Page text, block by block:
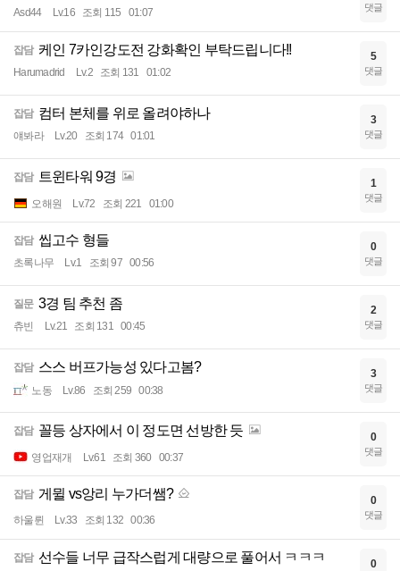
Asd44 Lv.16 조회 115 01:07 댓글
잡담 케인 7카인강도전 강화확인 부탁드립니다!!
Harumadrid Lv.2 조회 131 01:02
5
댓글
잡담 컴터 본체를 위로 올려야하나
얘봐라 Lv.20 조회 174 01:01
3
댓글
잡담 트윈타워 9경
오해원 Lv.72 조회 221 01:00
1
댓글
잡담 씹고수 형들
초록나무 Lv.1 조회 97 00:56
0
댓글
질문 3경 팀 추천 좀
츄빈 Lv.21 조회 131 00:45
2
댓글
잡담 스스 버프가능성 있다고봄?
노동 Lv.86 조회 259 00:38
3
댓글
잡담 꼴등 상자에서 이 정도면 선방한 듯
영업재개 Lv.61 조회 360 00:37
0
댓글
잡담 게뮐 vs앙리 누가더쌤?
하울륀 Lv.33 조회 132 00:36
0
댓글
잡담 선수들 너무 급작스럽게 대량으로 풀어서 ㅋㅋㅋ 0